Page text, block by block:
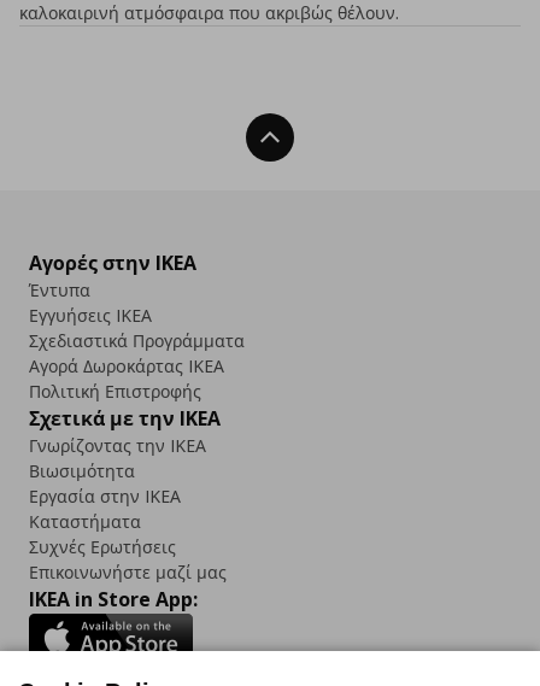
καλοκαιρινή ατμόσφαιρα που ακριβώς θέλουν.
Back To Top
Αγορές στην IKEA
Έντυπα
Εγγυήσεις IKEA
Σχεδιαστικά Προγράμματα
Αγορά Δωρoκάρτας IKEA
Πολιτική Επιστροφής
Σχετικά με την IKEA
Γνωρίζοντας την IKEA
Βιωσιμότητα
Εργασία στην IKEA
Καταστήματα
Συχνές Ερωτήσεις
Επικοινωνήστε μαζί μας
IKEA in Store App: